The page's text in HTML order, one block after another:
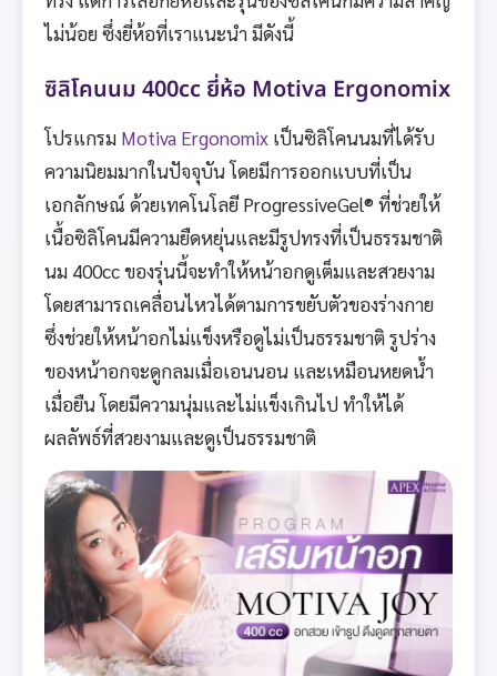
ไม่น้อย ซึ่งยี่ห้อที่เราแนะนำ มีดังนี้
ซิลิโคนนม 400cc ยี่ห้อ Motiva Ergonomix
โปรแกรม Motiva Ergonomix เป็นซิลิโคนนมที่ได้รับ
ความนิยมมากในปัจจุบัน โดยมีการออกแบบที่เป็น
เอกลักษณ์ ด้วยเทคโนโลยี ProgressiveGel® ที่ช่วยให้
เนื้อซิลิโคนมีความยืดหยุ่นและมีรูปทรงที่เป็นธรรมชาติ
นม 400cc ของรุ่นนี้จะทำให้หน้าอกดูเต็มและสวยงาม
โดยสามารถเคลื่อนไหวได้ตามการขยับตัวของร่างกาย
ซึ่งช่วยให้หน้าอกไม่แข็งหรือดูไม่เป็นธรรมชาติ รูปร่าง
ของหน้าอกจะดูกลมเมื่อเอนนอน และเหมือนหยดน้ำ
เมื่อยืน โดยมีความนุ่มและไม่แข็งเกินไป ทำให้ได้
ผลลัพธ์ที่สวยงามและดูเป็นธรรมชาติ